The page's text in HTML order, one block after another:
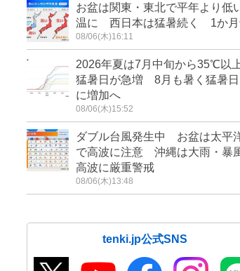
お盆は関東・東北で平年より低
温に 西日本は猛暑続く 1か月
08/06(木)16:11
2026年夏は7月中旬から35℃以
猛暑日が急増 8月も暑く猛暑日
に増加へ
08/06(木)15:52
ダブル台風発生中 お盆は太平
で高波に注意 沖縄は大雨・暴
高波に厳重警戒
08/06(木)13:48
tenki.jp公式SNS